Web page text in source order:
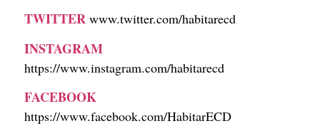
TWITTER www.twitter.com/habitarecd
INSTAGRAM
https://www.instagram.com/habitarecd
FACEBOOK
https://www.facebook.com/HabitarECD